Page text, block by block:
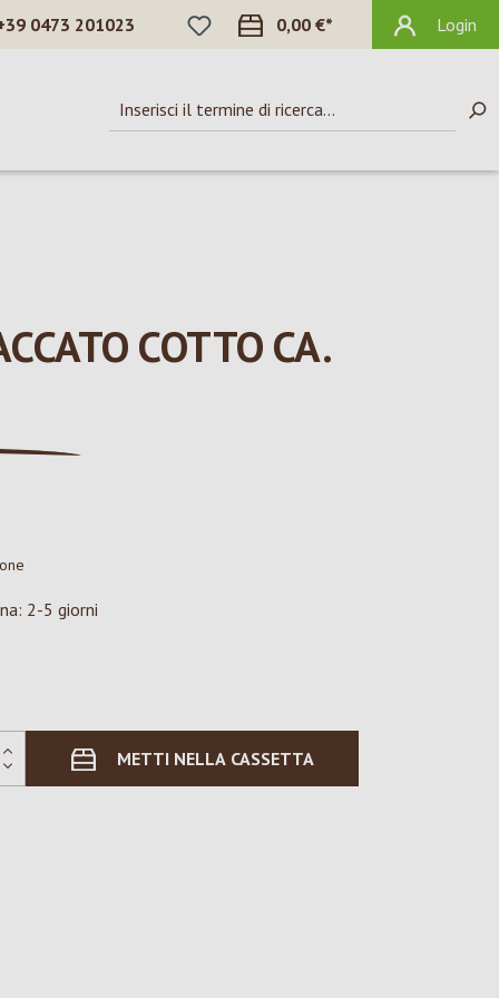
0473 201023
HAI 0 ARTICOLI NELLA LISTA DEI
0,00 €* Login
COTTO CA.
2-5 giorni
METTI NELLA CASSETTA